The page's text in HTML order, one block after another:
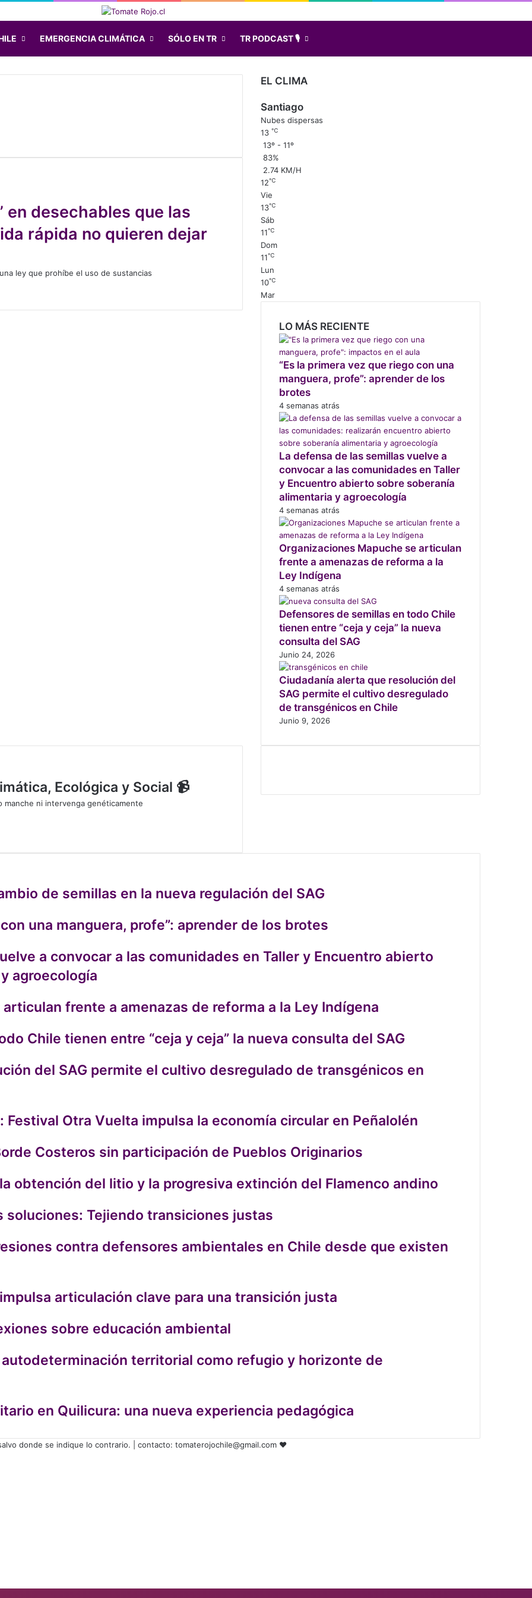
EMERGENCIA CLIMÁTICA SÓLO EN TR TR PODCAST 🎙️
en desechables que las
rápida no quieren dejar
ley que prohíbe el uso de sustancias
EL CLIMA
Santiago
Nubes dispersas
13 ℃
13º - 11º
83%
2.74 KM/H
12℃
Vie
13℃
Sáb
11℃
Dom
11℃
Lun
10℃
Mar
LO MÁS RECIENTE
“Es la primera vez que riego con una
manguera, profe”: aprender de los
brotes
4 semanas atrás
La defensa de las semillas vuelve a
convocar a las comunidades en Taller
y Encuentro abierto sobre soberanía
alimentaria y agroecología
4 semanas atrás
Organizaciones Mapuche se articulan
frente a amenazas de reforma a la
Ley Indígena
4 semanas atrás
Defensores de semillas en todo Chile
tienen entre “ceja y ceja” la nueva
consulta del SAG
Junio 24, 2026
Ciudadanía alerta que resolución del
SAG permite el cultivo desregulado
de transgénicos en Chile
Junio 9, 2026
Ecológica y Social 📹
ni intervenga genéticamente
de semillas en la nueva regulación del SAG
una manguera, profe”: aprender de los brotes
a convocar a las comunidades en Taller y Encuentro abierto
agroecología
frente a amenazas de reforma a la Ley Indígena
Chile tienen entre “ceja y ceja” la nueva consulta del SAG
del SAG permite el cultivo desregulado de transgénicos en
Festival Otra Vuelta impulsa la economía circular en Peñalolén
Costeros sin participación de Pueblos Originarios
obtención del litio y la progresiva extinción del Flamenco andino
soluciones: Tejiendo transiciones justas
contra defensores ambientales en Chile desde que existen
articulación clave para una transición justa
sobre educación ambiental
territorial como refugio y horizonte de
en Quilicura: una nueva experiencia pedagógica
donde se indique lo contrario. | contacto: tomaterojochile@gmail.com ♥